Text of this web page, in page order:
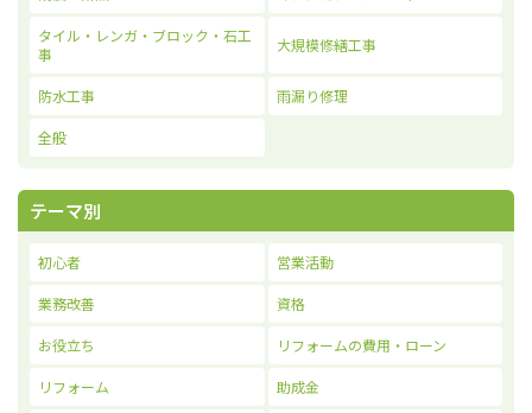
タイル・レンガ・ブロック・石工
事
大規模修繕工事
防水工事 雨漏り修理
全般
テーマ別
初心者 営業活動
業務改善 資格
お役立ち リフォームの費用・ローン
リフォーム 助成金